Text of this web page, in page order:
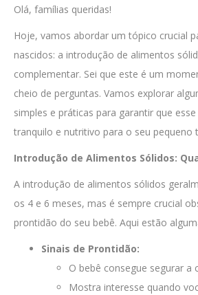
Olá, famílias queridas!
Hoje, vamos abordar um tópico crucial
nascidos: a introdução de alimentos
complementar. Sei que este é um
cheio de perguntas. Vamos explorar
simples e práticas para garantir que
tranquilo e nutritivo para o seu pequeno
Introdução de Alimentos Sólidos:
A introdução de alimentos sólidos
os 4 e 6 meses, mas é sempre crucial
prontidão do seu bebê. Aqui estão
Sinais de Prontidão:
O bebê consegue segurar a
Mostra interesse quando